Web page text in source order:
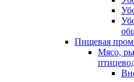
Пищевая
Мясо,